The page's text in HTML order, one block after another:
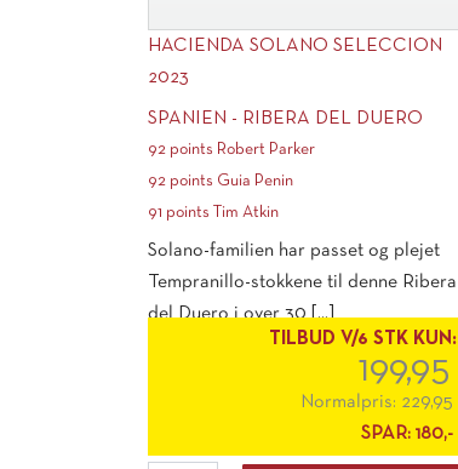
HACIENDA SOLANO SELECCION
2023
SPANIEN - RIBERA DEL DUERO
92 points Robert Parker
92 points Guia Penin
91 points Tim Atkin
Solano-familien har passet og plejet
Tempranillo-stokkene til denne Ribera
del Duero i over 30 [...]
TILBUD V/6 STK KUN:
199,95
Normalpris: 229,95
SPAR: 180,-